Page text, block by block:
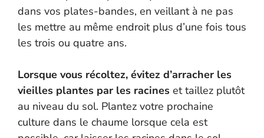
dans vos plates-bandes, en veillant à ne pas
les mettre au même endroit plus d’une fois tous
les trois ou quatre ans.
Lorsque vous récoltez, évitez d’arracher les
vieilles plantes par les racines et taillez plutôt
au niveau du sol. Plantez votre prochaine
culture dans le chaume lorsque cela est